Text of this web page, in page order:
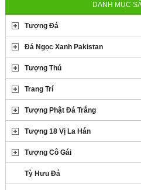
DANH MỤC
Tượng Đá
Đá Ngọc Xanh Pakistan
Tượng Thú
Trang Trí
Tượng Phật Đá Trắng
Tượng 18 Vị La Hán
Tượng Cô Gái
Tỳ Hưu Đá